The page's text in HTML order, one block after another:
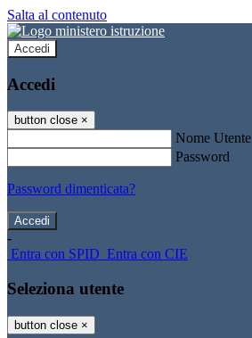
Salta al contenuto
Accedi
Accedi
button close ×
Nome Utente
Password
Password dimenticata?
-
Entra con SPID Entra con CIE
Seleziona utente
button close ×